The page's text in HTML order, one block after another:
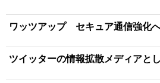
ワッツアップ セキュア通信強化へ
ツイッターの情報拡散メディアと